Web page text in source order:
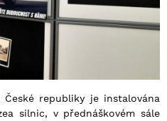
republiky je instalována
silnic, v přednáškovém sále